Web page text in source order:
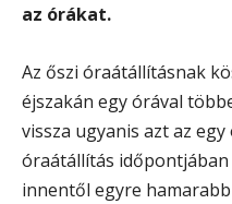
az órákat.
Az őszi óraátállításnak
éjszakán egy órával
vissza ugyanis azt az
óraátállítás időpontjában
innentől egyre